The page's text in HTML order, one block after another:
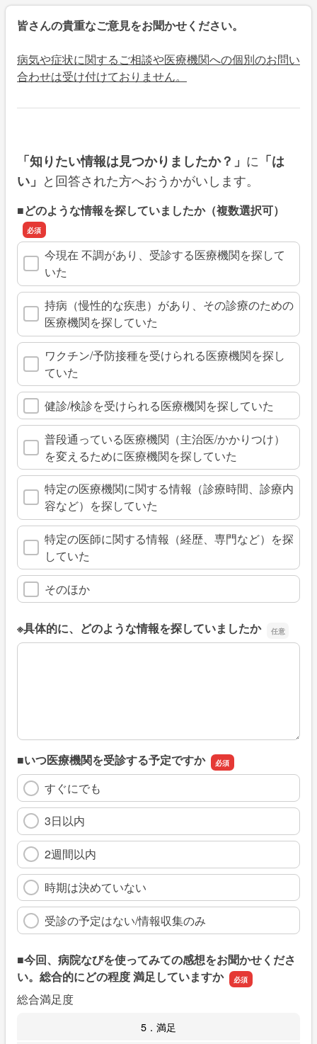
皆さんの貴重なご意見をお聞かせください。
病気や症状に関するご相談や医療機関への個別のお問い
合わせは受け付けておりません。
「知りたい情報は見つかりましたか？」 に 「は
い」 と回答された方へおうかがいします。
■どのような情報を探していましたか（複数選択可）
今現在 不調があり、受診する医療機関を探して
いた
持病（慢性的な疾患）があり、その診療のための
医療機関を探していた
ワクチン/予防接種を受けられる医療機関を探し
ていた
健診/検診を受けられる医療機関を探していた
普段通っている医療機関（主治医/かかりつけ）
を変えるために医療機関を探していた
特定の医療機関に関する情報（診療時間、診療内
容など）を探していた
特定の医師に関する情報（経歴、専門など）を探
していた
そのほか
※具体的に、どのような情報を探していましたか
※具体的に、どのような情報を探していましたか
■いつ医療機関を受診する予定ですか
すぐにでも
3日以内
2週間以内
時期は決めていない
受診の予定はない/情報収集のみ
■今回、病院なびを使ってみての感想をお聞かせくださ
い。総合的にどの程度 満足していますか
総合満足度
5．満足